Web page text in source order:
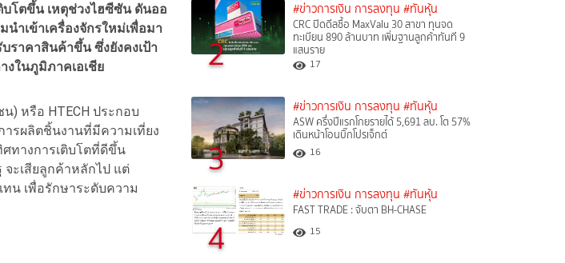
บโตขึ้น เหตุช่วงไฮซีซัน ดันออ
นำเข้าเครื่องจักรใหม่เพื่อมา
ราคาสินค้าขึ้น ซึ่งยังคงเป้า
งในภูมิภาคเอเชีย
) หรือ HTECH ประกอบ
ารผลิตชิ้นงานที่มีความเที่ยง
ศทางการเติบโตที่ดีขึ้น
จะเสียลูกค้าหลักไป แต่
น เพื่อรักษาระดับความ
2
#ข่าวการเงิน การลงทุน #ทันหุ้น
CRC ปิดดีลซื้อ MaxValu 30 สาขา ทุนจด
ทะเบียน 890 ล้านบาท เพิ่มฐานลูกค้าทันที 9
แสนราย
17
3
#ข่าวการเงิน การลงทุน #ทันหุ้น
ASW ครึ่งปีแรกโกยรายได้ 5,691 ลบ. โต 57%
เดินหน้าโอนบิ๊กโปรเจ็กต์
16
4
#ข่าวการเงิน การลงทุน #ทันหุ้น
FAST TRADE : จับตา BH-CHASE
15